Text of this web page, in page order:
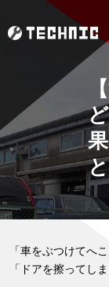
「車をぶつけてへ
「ドアを擦ってしま